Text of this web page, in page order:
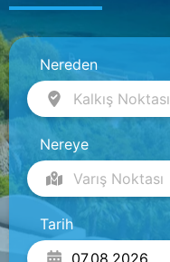
Nereden
Kalkış Noktası
Nereye
Varış Noktası
Tarih